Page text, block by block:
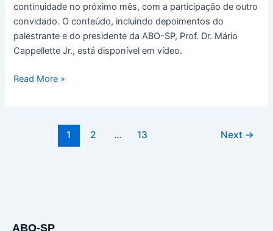
continuidade no próximo mês, com a participação de outro
convidado. O conteúdo, incluindo depoimentos do
palestrante e do presidente da ABO-SP, Prof. Dr. Mário
Cappellette Jr., está disponível em vídeo.
Read More »
1 2 … 13 Next →
ABO-SP